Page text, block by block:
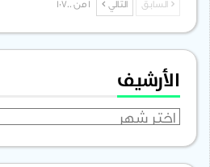
السابق التالي
الأرشيف
الأرشيف